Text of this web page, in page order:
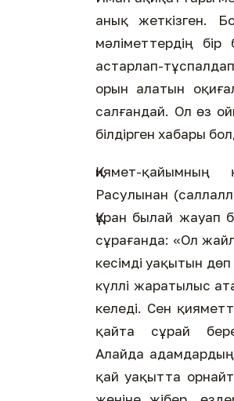
анық жеткізген.
мәліметтердің бір
астарлап-
орын алатын
салғандай. Ол өз
білдірген хабары
Қиямет-
Расулынан
Құран былай жауап
сұрағанда: «Ол
кесімді уақытын
күллі жаратылыс
келеді. Сен
қайта сұрай
Алайда адамдардың
қай уақытта